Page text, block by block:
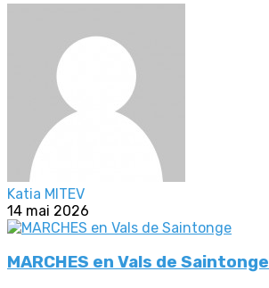
Katia MITEV
14 mai 2026
MARCHES en Vals de Saintonge